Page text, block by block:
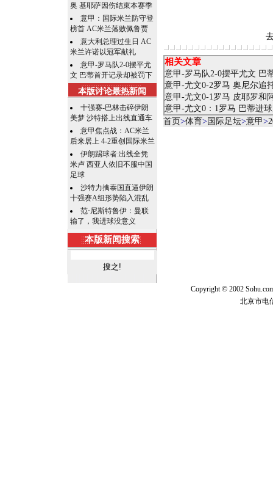
奥 基耶萨因伤结束本赛季
意甲：国际米兰防守登
榜首 AC米兰落败佩鲁贾
意大利总理过生日 AC
米兰许诺以冠军献礼
意甲-罗马队2-0摆平尤
文 巴蒂首开记录却被罚下
本版讨论最热新闻
十强赛-巴林击碎伊朗
美梦 沙特搭上出线直通车
意甲焦点战：AC米兰
后来居上 4-2重创国际米兰
伊朗踢球者:出线全凭
米卢 西亚人依旧不服中国
足球
沙特力擒泰国直逼伊朗
十强赛A组形势陷入混乱
范·尼斯特鲁伊：曼联
输了，我进球没意义
本版新闻搜索
相关文章
意甲-罗马队2-0摆平尤文 巴
意甲-尤文0-2罗马 奥尼尔追
意甲-尤文0-1罗马 皮耶罗和
意甲-尤文0：1罗马 巴蒂进
首页>体育> 国际足坛>意甲>
Copyright © 2002
北京市电